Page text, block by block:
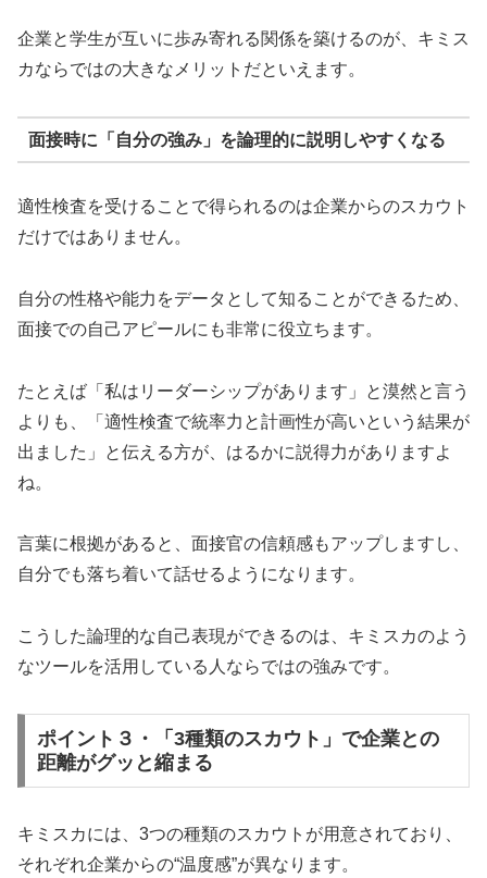
企業と学生が互いに歩み寄れる関係を築けるのが、キミス
カならではの大きなメリットだといえます。
面接時に「自分の強み」を論理的に説明しやすくなる
適性検査を受けることで得られるのは企業からのスカウト
だけではありません。
自分の性格や能力をデータとして知ることができるため、
面接での自己アピールにも非常に役立ちます。
たとえば「私はリーダーシップがあります」と漠然と言う
よりも、「適性検査で統率力と計画性が高いという結果が
出ました」と伝える方が、はるかに説得力がありますよ
ね。
言葉に根拠があると、面接官の信頼感もアップしますし、
自分でも落ち着いて話せるようになります。
こうした論理的な自己表現ができるのは、キミスカのよう
なツールを活用している人ならではの強みです。
ポイント３・「3種類のスカウト」で企業との
距離がグッと縮まる
キミスカには、3つの種類のスカウトが用意されており、
それぞれ企業からの“温度感”が異なります。